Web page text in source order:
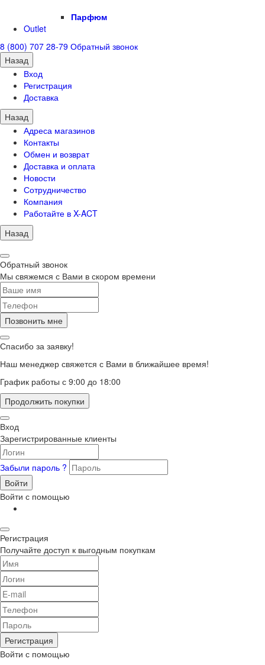
Парфюм
Outlet
8 (800) 707 28-79 Обратный звонок
Назад
Вход
Регистрация
Доставка
Назад
Адреса магазинов
Контакты
Обмен и возврат
Доставка и оплата
Новости
Сотрудничество
Компания
Работайте в X-ACT
Назад
Обратный звонок
Мы свяжемся с Вами в скором времени
Позвонить мне
Спасибо за заявку!
Наш менеджер свяжется с Вами в ближайшее время!
График работы с 9:00 до 18:00
Продолжить покупки
Вход
Зарегистрированные клиенты
Забыли пароль ?
Войти
Войти с помощью
Регистрация
Получайте доступ к выгодным покупкам
Регистрация
Войти с помощью